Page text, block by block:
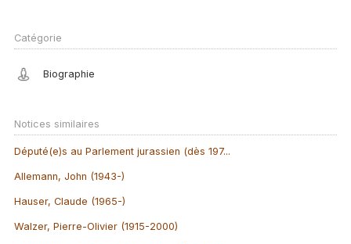
Catégorie
Biographie
Notices similaires
Député(e)s au Parlement jurassien (dès 197...
Allemann, John (1943-)
Hauser, Claude (1965-)
Walzer, Pierre-Olivier (1915-2000)